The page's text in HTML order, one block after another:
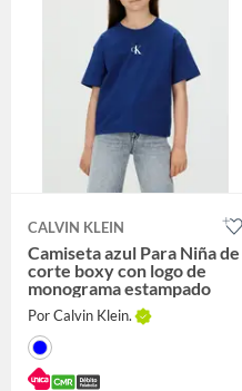
CALVIN KLEIN
Camiseta azul Para Niña de
corte boxy con logo de
monograma estampado
Por Calvin Klein.